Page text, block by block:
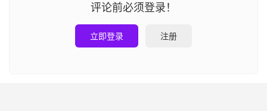
评论前必须登录！
立即登录 注册